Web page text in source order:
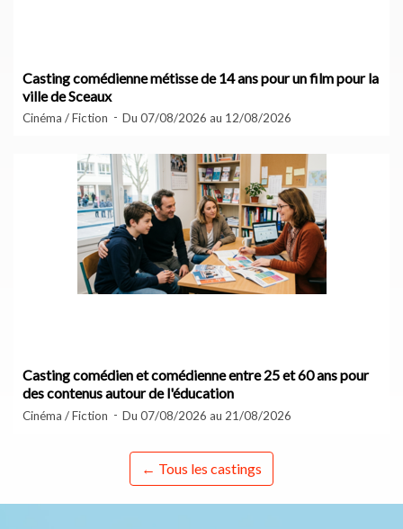
Casting comédienne métisse de 14 ans pour un film pour la
ville de Sceaux
Cinéma / Fiction Du 07/08/2026 au 12/08/2026
Casting comédien et comédienne entre 25 et 60 ans pour
des contenus autour de l'éducation
Cinéma / Fiction Du 07/08/2026 au 21/08/2026
← Tous les castings